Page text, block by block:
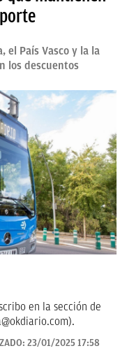
el País Vasco y la la
los descuentos
en la sección de
).
23/01/2025 17:58